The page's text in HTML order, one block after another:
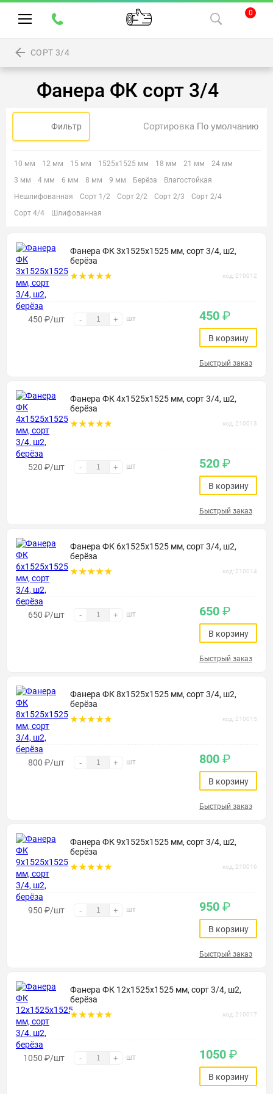
0
СОРТ 3/4
Фанера ФК сорт 3/4
Фильтр Сортировка
10 мм 12 мм 15 мм 1525х1525 мм 18 мм 21 мм
24 мм
3 мм
4 мм 6 мм 8 мм 9 мм Берёза
Влагостойкая
Нешлифованная
Сорт 1/2 Сорт 2/2 Сорт 2/3
Сорт 2/4
Сорт 4/4
Шлифованная
Фанера ФК 3х1525х1525 мм, сорт 3/4, ш2,
берёза
код: 210012
450 ₽/шт - + шт 450 ₽
В корзину
Быстрый заказ
Фанера ФК 4х1525х1525 мм, сорт 3/4, ш2,
берёза
код: 210013
520 ₽/шт - + шт 520 ₽
В корзину
Быстрый заказ
Фанера ФК 6х1525х1525 мм, сорт 3/4, ш2,
берёза
код: 210014
650 ₽/шт - + шт 650 ₽
В корзину
Быстрый заказ
Фанера ФК 8х1525х1525 мм, сорт 3/4, ш2,
берёза
код: 210015
800 ₽/шт - + шт 800 ₽
В корзину
Быстрый заказ
Фанера ФК 9х1525х1525 мм, сорт 3/4, ш2,
берёза
код: 210016
950 ₽/шт - + шт 950 ₽
В корзину
Быстрый заказ
Фанера ФК 12х1525х1525 мм, сорт 3/4, ш2,
берёза
код: 210017
1050 ₽/шт - + шт 1050 ₽
В корзину